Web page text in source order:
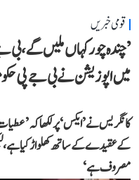
قومی خبریں
’چندہ چور کہاں ملیں گے، بی
میں اپوزیشن نے بی جے پی
کانگریس نے ’ایکس‘ پر لکھا کہ
کے عقیدے کے ساتھ کھلواڑ کیا
مصروف ہے‘